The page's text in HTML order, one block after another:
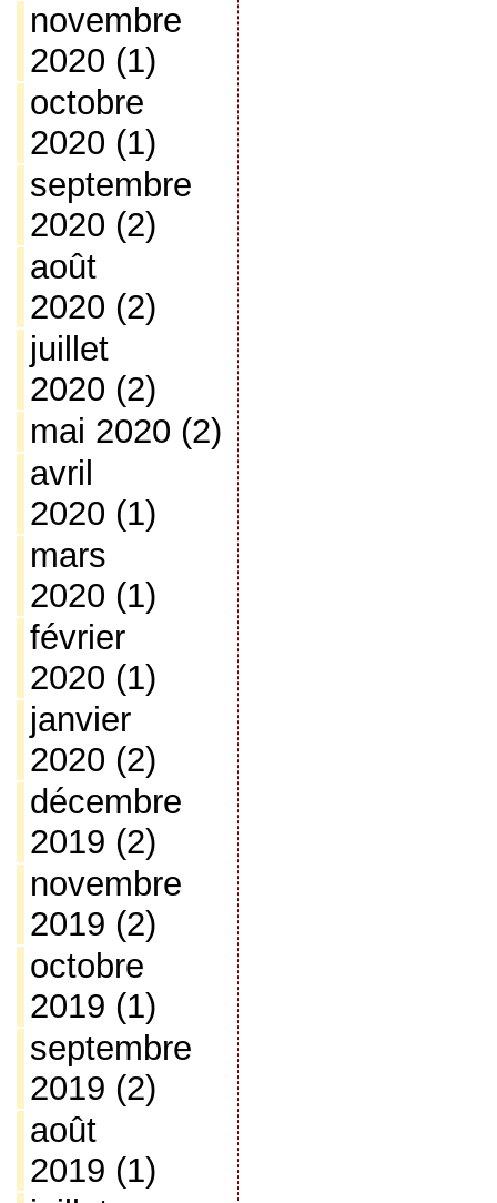
novembre
2020 (1)
octobre
2020 (1)
septembre
2020 (2)
août
2020 (2)
juillet
2020 (2)
mai 2020 (2)
avril
2020 (1)
mars
2020 (1)
février
2020 (1)
janvier
2020 (2)
décembre
2019 (2)
novembre
2019 (2)
octobre
2019 (1)
septembre
2019 (2)
août
2019 (1)